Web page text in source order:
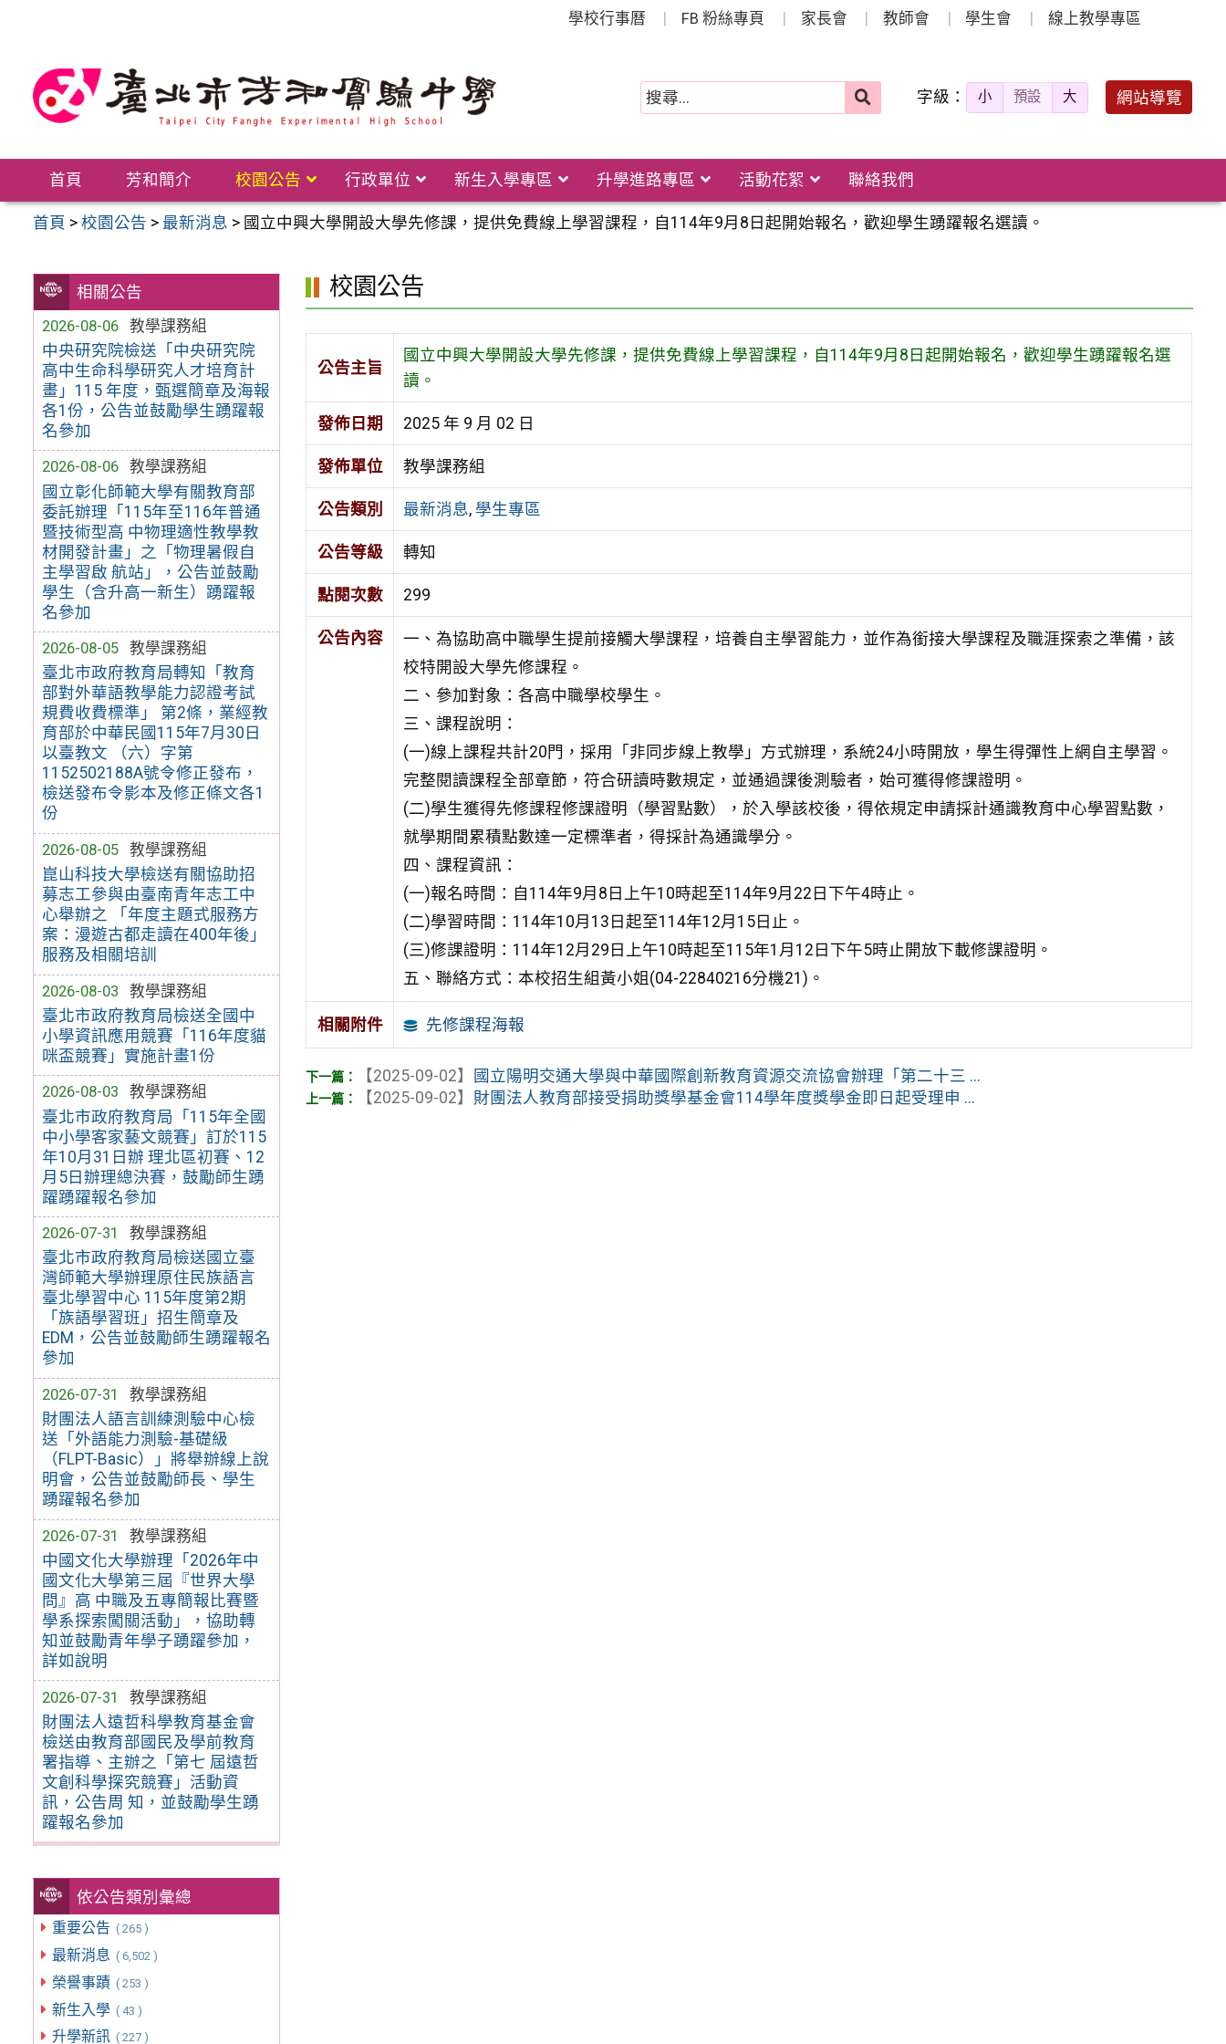
學校行事曆 FB 粉絲專頁 家長會 教師會 學生會 線上教學專區
字級： 小 預設 大 網站導覽
首頁 芳和簡介 校園公告 行政單位 新生入學專區 升學進路專區 活動花絮 聯絡我們
首頁 >校園公告 > 最新消息 > 國立中興大學開設大學先修課，提供免費線上學習課程，自114年9月8日起開始報名，歡迎學生踴躍報名選讀。
相關公告
2026-08-06
教學課務組
中央研究院檢送「中央研究院
高中生命科學研究人才培育計
畫」115 年度，甄選簡章及海報
各1份，公告並鼓勵學生踴躍報
名參加
2026-08-06
教學課務組
國立彰化師範大學有關教育部
委託辦理「115年至116年普通
暨技術型高 中物理適性教學教
材開發計畫」之「物理暑假自
主學習啟 航站」，公告並鼓勵
學生（含升高一新生）踴躍報
名參加
2026-08-05
教學課務組
臺北市政府教育局轉知「教育
部對外華語教學能力認證考試
規費收費標準」 第2條，業經教
育部於中華民國115年7月30日
以臺教文 （六）字第
1152502188A號令修正發布，
檢送發布令影本及修正條文各1
份
2026-08-05
教學課務組
崑山科技大學檢送有關協助招
募志工參與由臺南青年志工中
心舉辦之 「年度主題式服務方
案：漫遊古都走讀在400年後」
服務及相關培訓
2026-08-03
教學課務組
臺北市政府教育局檢送全國中
小學資訊應用競賽「116年度貓
咪盃競賽」實施計畫1份
2026-08-03
教學課務組
臺北市政府教育局「115年全國
中小學客家藝文競賽」訂於115
年10月31日辦 理北區初賽、12
月5日辦理總決賽，鼓勵師生踴
躍踴躍報名參加
2026-07-31
教學課務組
臺北市政府教育局檢送國立臺
灣師範大學辦理原住民族語言
臺北學習中心 115年度第2期
「族語學習班」招生簡章及
EDM，公告並鼓勵師生踴躍報名
參加
2026-07-31
教學課務組
財團法人語言訓練測驗中心檢
送「外語能力測驗-基礎級
（FLPT-Basic）」將舉辦線上說
明會，公告並鼓勵師長、學生
踴躍報名參加
2026-07-31
教學課務組
中國文化大學辦理「2026年中
國文化大學第三屆『世界大學
問』高 中職及五專簡報比賽暨
學系探索闖關活動」，協助轉
知並鼓勵青年學子踴躍參加，
詳如說明
2026-07-31
教學課務組
財團法人遠哲科學教育基金會
檢送由教育部國民及學前教育
署指導、主辦之「第七 屆遠哲
文創科學探究競賽」活動資
訊，公告周 知，並鼓勵學生踴
躍報名參加
依公告類別彙總
重要公告 ( 265 )
最新消息 ( 6,502 )
榮譽事蹟 ( 253 )
新生入學 ( 43 )
升學新訊 ( 227 )
校園公告
公告主旨
國立中興大學開設大學先修課，提供免費線上學習課程，自114年9月8日起開始報名，歡迎學生踴躍報名選
讀。
發佈日期 2025 年 9 月 02 日
發佈單位 教學課務組
公告類別 最新消息, 學生專區
公告等級 轉知
點閱次數 299
公告內容
一、為協助高中職學生提前接觸大學課程，培養自主學習能力，並作為銜接大學課程及職涯探索之準備，該
校特開設大學先修課程。
二、參加對象：各高中職學校學生。
三、課程說明：
(一)線上課程共計20門，採用「非同步線上教學」方式辦理，系統24小時開放，學生得彈性上網自主學習。
完整閱讀課程全部章節，符合研讀時數規定，並通過課後測驗者，始可獲得修課證明。
(二)學生獲得先修課程修課證明（學習點數），於入學該校後，得依規定申請採計通識教育中心學習點數，
就學期間累積點數達一定標準者，得採計為通識學分。
四、課程資訊：
(一)報名時間：自114年9月8日上午10時起至114年9月22日下午4時止。
(二)學習時間：114年10月13日起至114年12月15日止。
(三)修課證明：114年12月29日上午10時起至115年1月12日下午5時止開放下載修課證明。
五、聯絡方式：本校招生組黃小姐(04-22840216分機21)。
相關附件 先修課程海報
【2025-09-02】 國立陽明交通大學與中華國際創新教育資源交流協會辦理「第二十三 ...
【2025-09-02】 財團法人教育部接受捐助獎學基金會114學年度獎學金即日起受理申 ...